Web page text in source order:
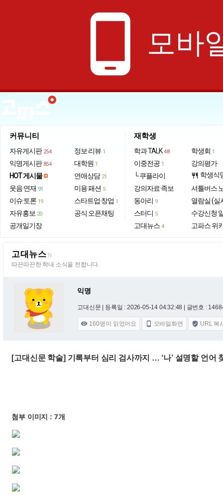
phone_android 모바
커뮤니티
자유게시판 254
익명게시판 854
HOT 게시물
웃음·연재 91
이슈·토론 19
자유홍보 20
공개일기장
정보·리뷰 1
대학원 1
연애상담 21
미용·패션 5
스타트업·창업 1
공식 오픈채팅
재학생
학과 TALK 48
이중전공 1
└ 쿠플라이
강의자료·족보
동아리 9
스터디 5
고대뉴스 4
학생회 1
강의평가
restaurant 학생식
셔틀버스
열람실 (실
수강신청
고파스 위
고대뉴스 N
따끈따끈한 학내 소식을 전합니다.
익명
고대신문 | 등록일 : 2026-05-14 04:32:48 | 글번호 :
 160명이 읽었어요  모바일화면  URL 복
[고대신문 학술] 기록부터 심리 검사까지 … ‘나’ 설명할 언어
첨부 이미지 : 7개